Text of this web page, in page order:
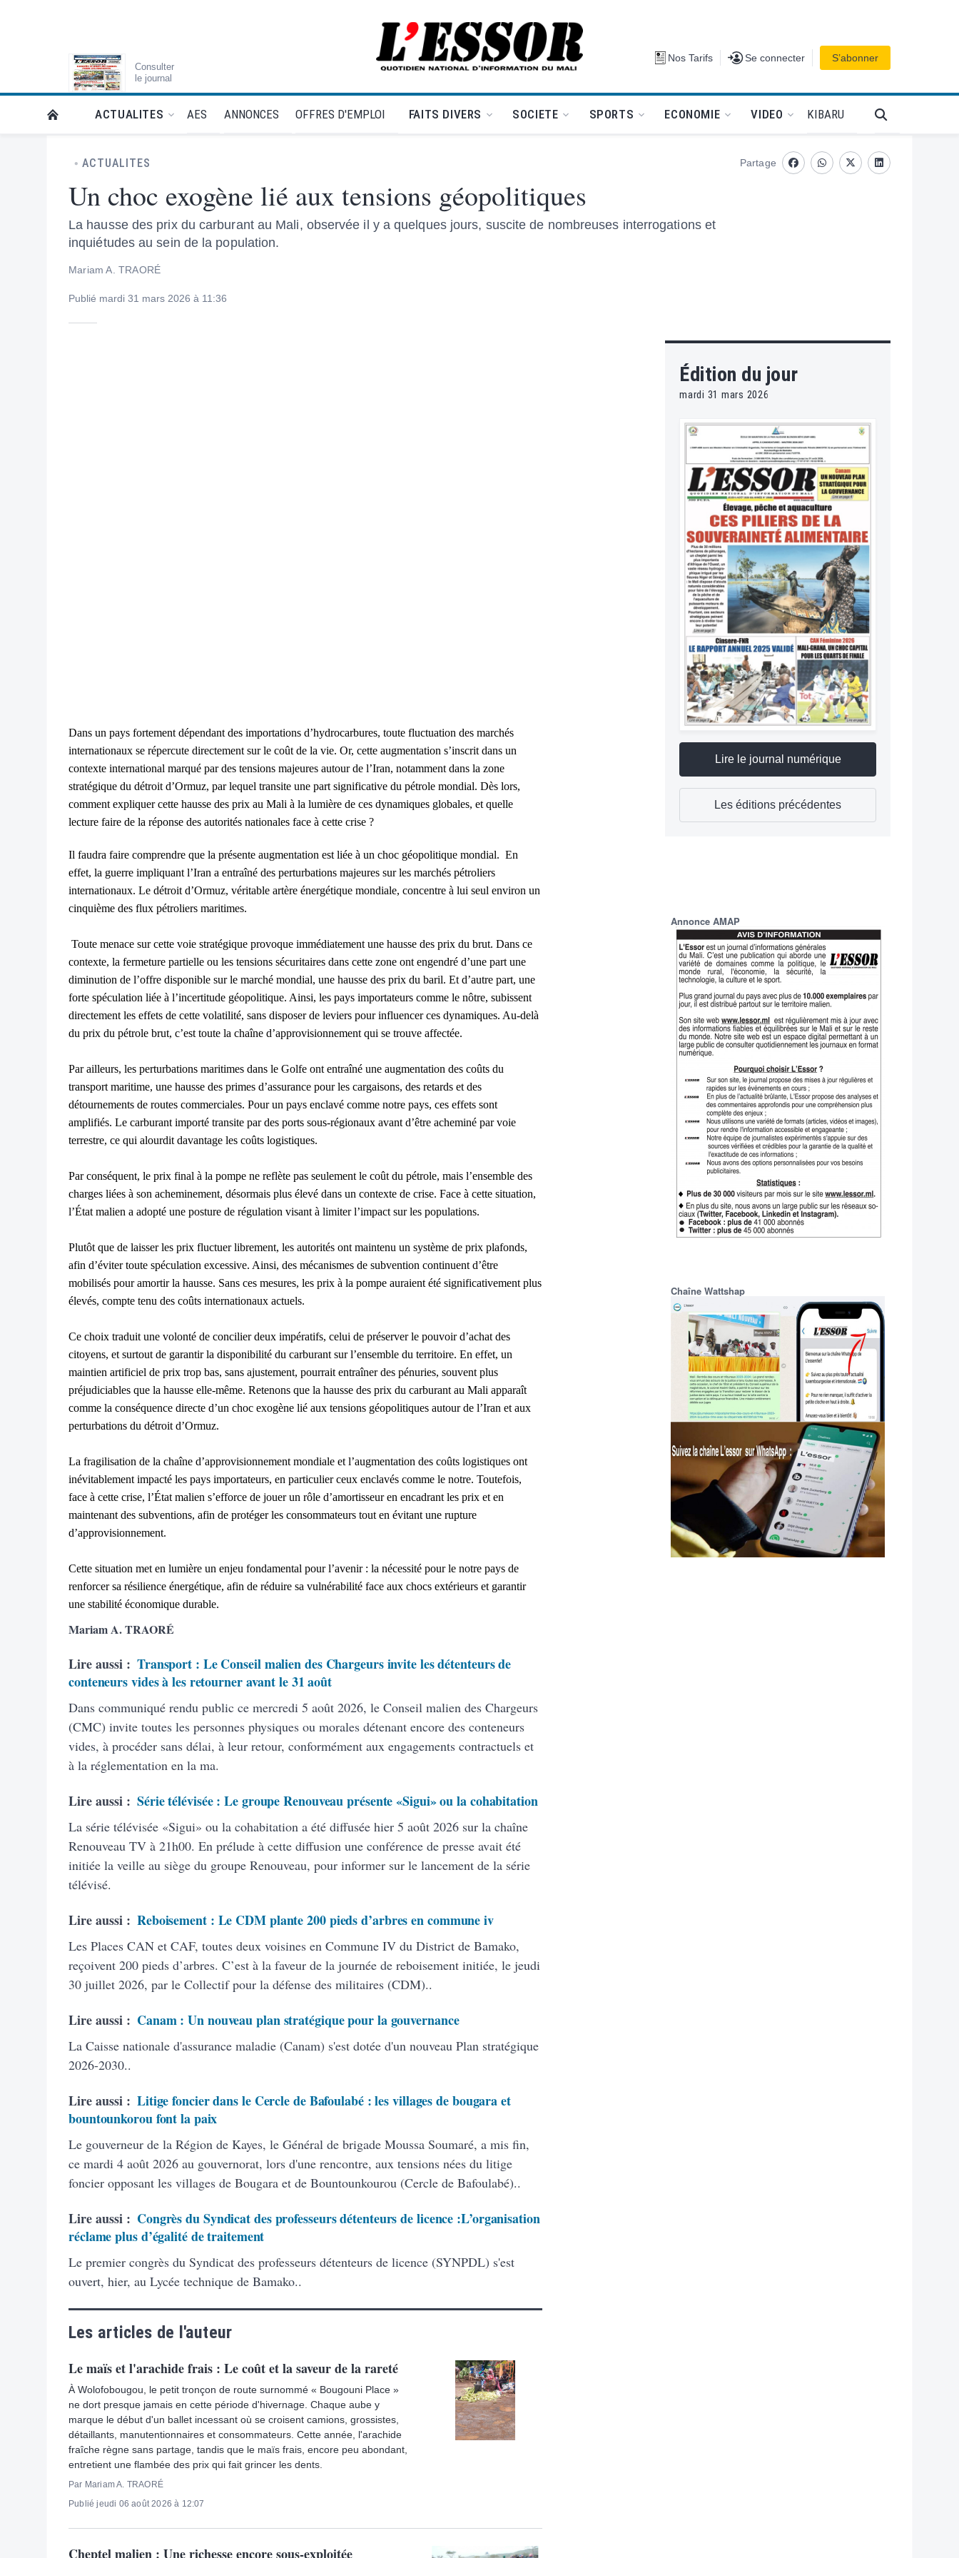
Consulter
le journal
L'Essor - retour à la une Nos Tarifs Se connecter
Se connecter S’abonner
RETOUR À LA PAGE D’ACCUEIL DE L'ESSOR
ACTUALITES AES ANNONCES OFFRES D'EMPLOI FAITS DIVERS SOCIETE SPORTS ECONOMIE VIDEO KIBARU
ACTUALITES
Un choc exogène lié aux tensions géopolitiques
La hausse des prix du carburant au Mali, observée il y a quelques jours, suscite de nombreuses interrogations et
inquiétudes au sein de la population.
Mariam A. TRAORÉ
Publié mardi 31 mars 2026 à 11:36
Partage
FacebookwhatsappTwitterLinkedin
Dans un pays fortement dépendant des importations d’hydrocarbures, toute fluctuation des marchés
internationaux se répercute directement sur le coût de la vie. Or, cette augmentation s’inscrit dans un
contexte international marqué par des tensions majeures autour de l’Iran, notamment dans la zone
stratégique du détroit d’Ormuz, par lequel transite une part significative du pétrole mondial. Dès lors,
comment expliquer cette hausse des prix au Mali à la lumière de ces dynamiques globales, et quelle
lecture faire de la réponse des autorités nationales face à cette crise ?
Il faudra faire comprendre que la présente augmentation est liée à un choc géopolitique mondial. En
effet, la guerre impliquant l’Iran a entraîné des perturbations majeures sur les marchés pétroliers
internationaux. Le détroit d’Ormuz, véritable artère énergétique mondiale, concentre à lui seul environ un
cinquième des flux pétroliers maritimes.
Toute menace sur cette voie stratégique provoque immédiatement une hausse des prix du brut. Dans ce
contexte, la fermeture partielle ou les tensions sécuritaires dans cette zone ont engendré d’une part une
diminution de l’offre disponible sur le marché mondial, une hausse des prix du baril. Et d’autre part, une
forte spéculation liée à l’incertitude géopolitique. Ainsi, les pays importateurs comme le nôtre, subissent
directement les effets de cette volatilité, sans disposer de leviers pour influencer ces dynamiques. Au-delà
du prix du pétrole brut, c’est toute la chaîne d’approvisionnement qui se trouve affectée.
Par ailleurs, les perturbations maritimes dans le Golfe ont entraîné une augmentation des coûts du
transport maritime, une hausse des primes d’assurance pour les cargaisons, des retards et des
détournements de routes commerciales. Pour un pays enclavé comme notre pays, ces effets sont
amplifiés. Le carburant importé transite par des ports sous-régionaux avant d’être acheminé par voie
terrestre, ce qui alourdit davantage les coûts logistiques.
Par conséquent, le prix final à la pompe ne reflète pas seulement le coût du pétrole, mais l’ensemble des
charges liées à son acheminement, désormais plus élevé dans un contexte de crise. Face à cette situation,
l’État malien a adopté une posture de régulation visant à limiter l’impact sur les populations.
Plutôt que de laisser les prix fluctuer librement, les autorités ont maintenu un système de prix plafonds,
afin d’éviter toute spéculation excessive. Ainsi, des mécanismes de subvention continuent d’être
mobilisés pour amortir la hausse. Sans ces mesures, les prix à la pompe auraient été significativement plus
élevés, compte tenu des coûts internationaux actuels.
Ce choix traduit une volonté de concilier deux impératifs, celui de préserver le pouvoir d’achat des
citoyens, et surtout de garantir la disponibilité du carburant sur l’ensemble du territoire. En effet, un
maintien artificiel de prix trop bas, sans ajustement, pourrait entraîner des pénuries, souvent plus
préjudiciables que la hausse elle-même. Retenons que la hausse des prix du carburant au Mali apparaît
comme la conséquence directe d’un choc exogène lié aux tensions géopolitiques autour de l’Iran et aux
perturbations du détroit d’Ormuz.
La fragilisation de la chaîne d’approvisionnement mondiale et l’augmentation des coûts logistiques ont
inévitablement impacté les pays importateurs, en particulier ceux enclavés comme le notre. Toutefois,
face à cette crise, l’État malien s’efforce de jouer un rôle d’amortisseur en encadrant les prix et en
maintenant des subventions, afin de protéger les consommateurs tout en évitant une rupture
d’approvisionnement.
Cette situation met en lumière un enjeu fondamental pour l’avenir : la nécessité pour le notre pays de
renforcer sa résilience énergétique, afin de réduire sa vulnérabilité face aux chocs extérieurs et garantir
une stabilité économique durable.
Mariam A. TRAORÉ
Lire aussi : Transport : Le Conseil malien des Chargeurs invite les détenteurs de
conteneurs vides à les retourner avant le 31 août
Dans communiqué rendu public ce mercredi 5 août 2026, le Conseil malien des Chargeurs
(CMC) invite toutes les personnes physiques ou morales détenant encore des conteneurs
vides, à procéder sans délai, à leur retour, conformément aux engagements contractuels et
à la réglementation en la ma.
Lire aussi : Série télévisée : Le groupe Renouveau présente «Sigui» ou la cohabitation
La série télévisée «Sigui» ou la cohabitation a été diffusée hier 5 août 2026 sur la chaîne
Renouveau TV à 21h00. En prélude à cette diffusion une conférence de presse avait été
initiée la veille au siège du groupe Renouveau, pour informer sur le lancement de la série
télévisé.
Lire aussi : Reboisement : Le CDM plante 200 pieds d’arbres en commune iv
Les Places CAN et CAF, toutes deux voisines en Commune IV du District de Bamako,
reçoivent 200 pieds d’arbres. C’est à la faveur de la journée de reboisement initiée, le jeudi
30 juillet 2026, par le Collectif pour la défense des militaires (CDM)..
Lire aussi : Canam : Un nouveau plan stratégique pour la gouvernance
La Caisse nationale d'assurance maladie (Canam) s'est dotée d'un nouveau Plan stratégique
2026-2030..
Lire aussi : Litige foncier dans le Cercle de Bafoulabé : les villages de bougara et
bountounkorou font la paix
Le gouverneur de la Région de Kayes, le Général de brigade Moussa Soumaré, a mis fin,
ce mardi 4 août 2026 au gouvernorat, lors d'une rencontre, aux tensions nées du litige
foncier opposant les villages de Bougara et de Bountounkourou (Cercle de Bafoulabé)..
Lire aussi : Congrès du Syndicat des professeurs détenteurs de licence :L’organisation
réclame plus d’égalité de traitement
Le premier congrès du Syndicat des professeurs détenteurs de licence (SYNPDL) s'est
ouvert, hier, au Lycée technique de Bamako..
Les articles de l'auteur
Le maïs et l'arachide frais : Le coût et la saveur de la rareté
À Wolofobougou, le petit tronçon de route surnommé « Bougouni Place »
ne dort presque jamais en cette période d'hivernage. Chaque aube y
marque le début d'un ballet incessant où se croisent camions, grossistes,
détaillants, manutentionnaires et consommateurs. Cette année, l'arachide
fraîche règne sans partage, tandis que le maïs frais, encore peu abondant,
entretient une flambée des prix qui fait grincer les dents.
Par Mariam A. TRAORÉ
Publié jeudi 06 août 2026 à 12:07
Cheptel malien : Une richesse encore sous-exploitée
Édition du jour
mardi 31 mars 2026
Lire le journal numérique
Les éditions précédentes
Annonce AMAP
Chaîne Wattshap